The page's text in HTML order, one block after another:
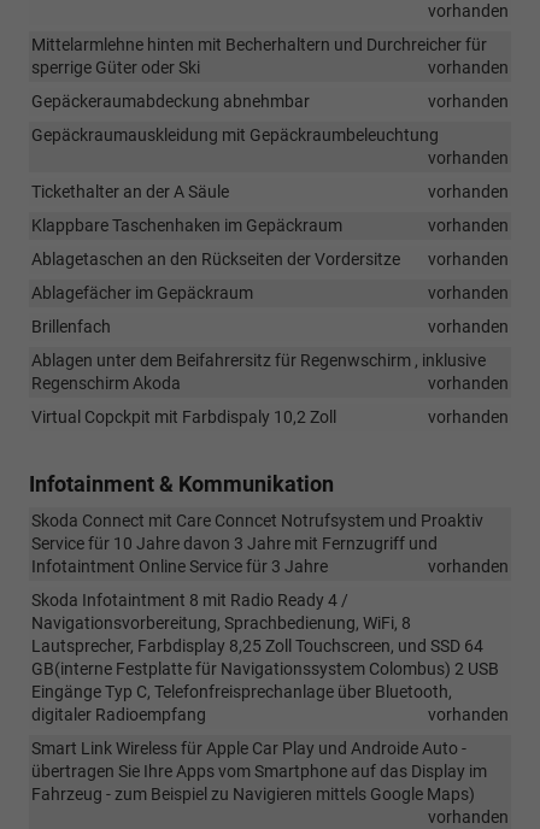
vorhanden
Mittelarmlehne hinten mit Becherhaltern und Durchreicher für
sperrige Güter oder Ski
vorhanden
Gepäckeraumabdeckung abnehmbar
vorhanden
Gepäckraumauskleidung mit Gepäckraumbeleuchtung
vorhanden
Tickethalter an der A Säule
vorhanden
Klappbare Taschenhaken im Gepäckraum
vorhanden
Ablagetaschen an den Rückseiten der Vordersitze
vorhanden
Ablagefächer im Gepäckraum
vorhanden
Brillenfach
vorhanden
Ablagen unter dem Beifahrersitz für Regenwschirm , inklusive
Regenschirm Akoda
vorhanden
Virtual Copckpit mit Farbdispaly 10,2 Zoll
vorhanden
Infotainment & Kommunikation
Skoda Connect mit Care Conncet Notrufsystem und Proaktiv
Service für 10 Jahre davon 3 Jahre mit Fernzugriff und
Infotaintment Online Service für 3 Jahre
vorhanden
Skoda Infotaintment 8 mit Radio Ready 4 /
Navigationsvorbereitung, Sprachbedienung, WiFi, 8
Lautsprecher, Farbdisplay 8,25 Zoll Touchscreen, und SSD 64
GB(interne Festplatte für Navigationssystem Colombus) 2 USB
Eingänge Typ C, Telefonfreisprechanlage über Bluetooth,
digitaler Radioempfang
vorhanden
Smart Link Wireless für Apple Car Play und Androide Auto -
übertragen Sie Ihre Apps vom Smartphone auf das Display im
Fahrzeug - zum Beispiel zu Navigieren mittels Google Maps)
vorhanden